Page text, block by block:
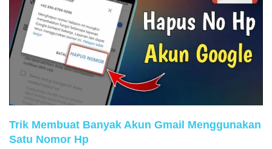
Trik Membuat Banyak Akun Gmail Menggunakan
Satu Nomor Hp